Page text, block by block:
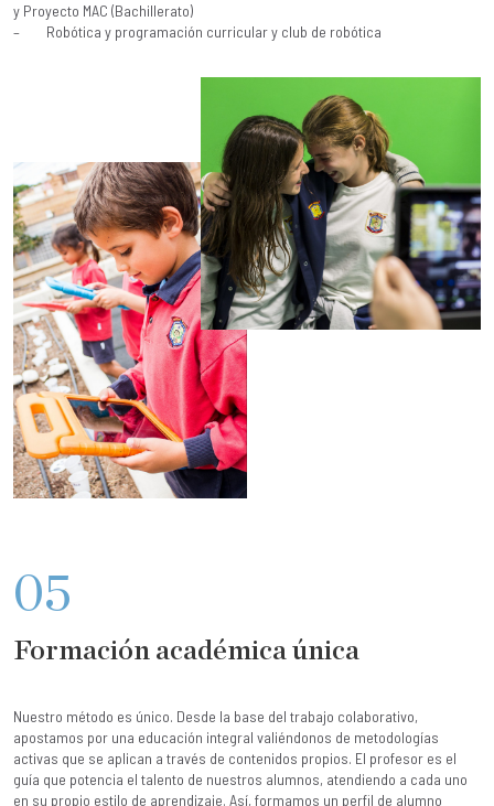
y Proyecto MAC (Bachillerato)
– Robótica y programación curricular y club de robótica
05
Formación académica única
Nuestro método es único. Desde la base del trabajo colaborativo,
apostamos por una educación integral valiéndonos de metodologías
activas que se aplican a través de contenidos propios. El profesor es el
guía que potencia el talento de nuestros alumnos, atendiendo a cada uno
en su propio estilo de aprendizaje. Así, formamos un perfil de alumno